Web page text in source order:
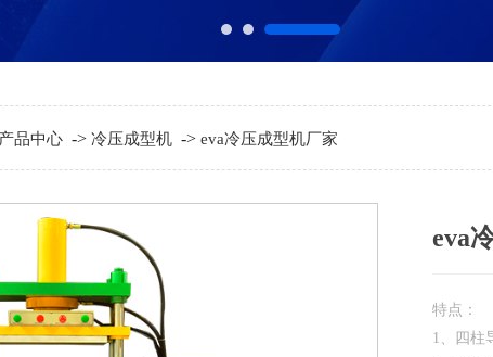
产品中心 -> 冷压成型机 -> eva冷压成型机厂家
eva
特点：
1、四柱